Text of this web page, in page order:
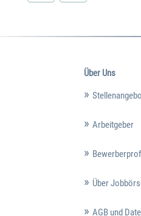
Über Uns
Arbeitgeber
Über
AGB und